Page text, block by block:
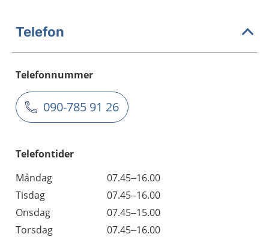
Telefon
Telefonnummer
090-785 91 26
Telefontider
Måndag
07.45–16.00
Tisdag
07.45–16.00
Onsdag
07.45–15.00
Torsdag
07.45–16.00